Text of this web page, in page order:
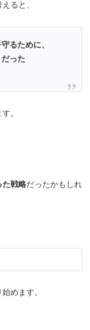
ると、
るために、
った
。
た戦略だったかもしれ
めます。